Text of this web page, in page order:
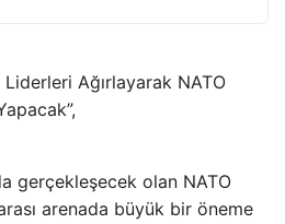
Liderleri Ağırlayarak NATO
gerçekleşecek olan NATO
arenada büyük bir öneme